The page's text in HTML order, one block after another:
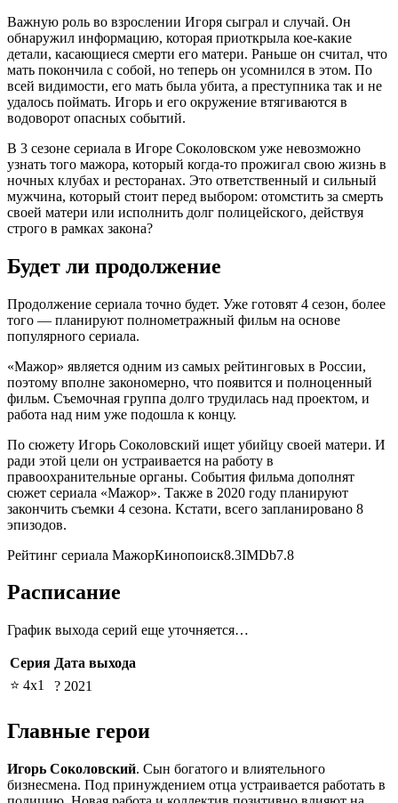
Важную роль во взрослении Игоря сыграл и случай. Он
обнаружил информацию, которая приоткрыла кое-какие
детали, касающиеся смерти его матери. Раньше он считал, что
мать покончила с собой, но теперь он усомнился в этом. По
всей видимости, его мать была убита, а преступника так и не
удалось поймать. Игорь и его окружение втягиваются в
водоворот опасных событий.
В 3 сезоне сериала в Игоре Соколовском уже невозможно
узнать того мажора, который когда-то прожигал свою жизнь в
ночных клубах и ресторанах. Это ответственный и сильный
мужчина, который стоит перед выбором: отомстить за смерть
своей матери или исполнить долг полицейского, действуя
строго в рамках закона?
Будет ли продолжение
Продолжение сериала точно будет. Уже готовят 4 сезон, более
того — планируют полнометражный фильм на основе
популярного сериала.
«Мажор» является одним из самых рейтинговых в России,
поэтому вполне закономерно, что появится и полноценный
фильм. Съемочная группа долго трудилась над проектом, и
работа над ним уже подошла к концу.
По сюжету Игорь Соколовский ищет убийцу своей матери. И
ради этой цели он устраивается на работу в
правоохранительные органы. События фильма дополнят
сюжет сериала «Мажор». Также в 2020 году планируют
закончить съемки 4 сезона. Кстати, всего запланировано 8
эпизодов.
Рейтинг сериала МажорКинопоиск8.3IMDb7.8
Расписание
График выхода серий еще уточняется…
Серия Дата выхода
⭐ 4х1
? 2021
Главные герои
Игорь Соколовский. Сын богатого и влиятельного
бизнесмена. Под принуждением отца устраивается работать в